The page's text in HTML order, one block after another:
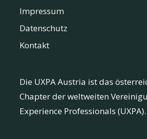
Impressum
Datenschutz
Kontakt
Die UXPA Austria ist das
Chapter der weltweiten
Experience Professionals (UXPA).